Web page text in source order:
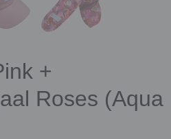
+
Roses (Aqua